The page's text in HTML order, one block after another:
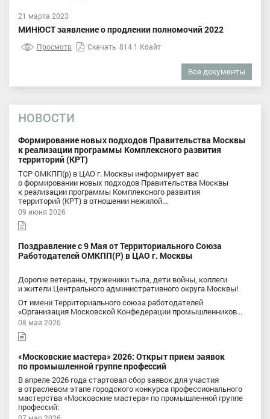
21 марта 2023
МИНЮСТ заявление о продлении полномочий 2022
Просмотр Скачать 814.1 Кбайт
Все документы
НОВОСТИ
Формирование новых подходов Правительства Москвы
к реализации программы Комплексного развития
территорий (КРТ)
ТСР ОМКПП(р) в ЦАО г. Москвы информирует вас
о формировании новых подходов Правительства Москвы
к реализации программы Комплексного развития
территорий (КРТ) в отношении нежилой...
09 июня 2026
Поздравление с 9 Мая от Территориального Союза
Работодателей ОМКПП(Р) в ЦАО г. Москвы
Дорогие ветераны, труженики тыла, дети войны, коллеги
и жители Центрального административного округа Москвы!
От имени Территориального союза работодателей
«Организация Московской Конфедерации промышленников...
08 мая 2026
«Московские мастера» 2026: Открыт прием заявок
по промышленной группе профессий
В апреле 2026 года стартовал сбор заявок для участия
в отраслевом этапе городского конкурса профессионального
мастерства «Московские мастера» по промышленной группе
профессий: